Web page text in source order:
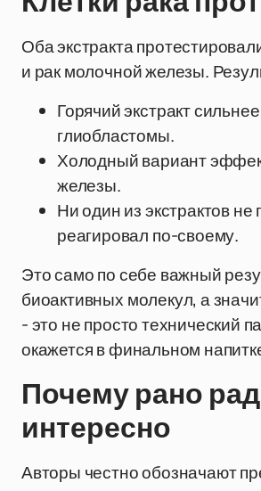
Оба экстракта
и рак молочной железы.
Горячий экстракт
глиобластомы.
Холодный вариант
железы.
Ни один из экстрактов
реагировал по-своему.
Это само по себе важный
биоактивных молекул, а
- это не просто технический
окажется в финальном
Почему рано
интересно
Авторы честно обозначают